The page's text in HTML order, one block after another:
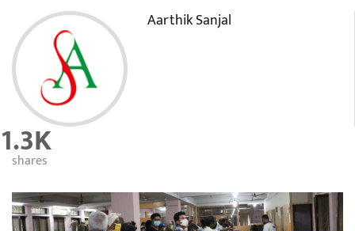
Aarthik Sanjal
1.3K
shares